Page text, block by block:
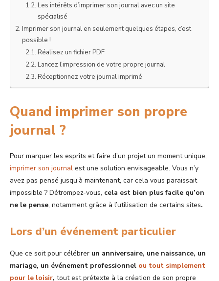
Les intérêts d’imprimer son journal avec un site
spécialisé
Imprimer son journal en seulement quelques étapes, c’est
possible !
Réalisez un fichier PDF
Lancez l’impression de votre propre journal
Réceptionnez votre journal imprimé
Quand imprimer son propre
journal ?
Pour marquer les esprits et faire d’un projet un moment unique,
imprimer son journal est une solution envisageable. Vous n’y
avez pas pensé jusqu’à maintenant, car cela vous paraissait
impossible ? Détrompez-vous, cela est bien plus facile qu’on
ne le pense, notamment grâce à l’utilisation de certains sites.
Lors d’un événement particulier
Que ce soit pour célébrer un anniversaire, une naissance, un
mariage, un événement professionnel ou tout simplement
pour le loisir, tout est prétexte à la création de son propre